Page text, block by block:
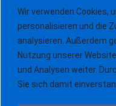
Wir verwenden Cookies,
personalisieren und die
analysieren. Außerdem
Nutzung unserer
und Analysen weiter.
Sie sich damit
Sonax
Citrus 5